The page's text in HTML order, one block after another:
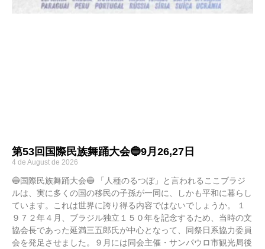
第53回国際民族舞踊大会🔵9月26,27日
4 de August de 2026
🔵国際民族舞踊大会🔵 「人種のるつぼ」と言われるここブラジ
ルは、実に多くの国の移民の子孫が一同に、しかも平和に暮らし
ています。これは世界に誇り得る内容ではないでしょうか。 １
９７２年４月、ブラジル独立１５０年を記念するため、当時の文
協会長であった延満三五郎氏が中心となって、同祭日系協力委員
会を発足させました。９月には同会主催・サンパウロ市観光局後